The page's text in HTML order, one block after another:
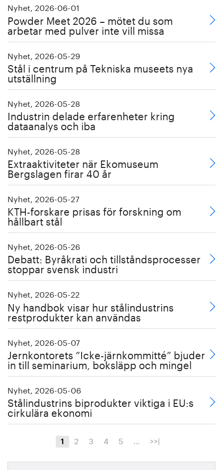
Nyhet, 2026-06-01
Powder Meet 2026 – mötet du som
arbetar med pulver inte vill missa
Nyhet, 2026-05-29
Stål i centrum på Tekniska museets nya
utställning
Nyhet, 2026-05-28
Industrin delade erfarenheter kring
dataanalys och iba
Nyhet, 2026-05-28
Extraaktiviteter när Ekomuseum
Bergslagen firar 40 år
Nyhet, 2026-05-27
KTH-forskare prisas för forskning om
hållbart stål
Nyhet, 2026-05-26
Debatt: Byråkrati och tillståndsprocesser
stoppar svensk industri
Nyhet, 2026-05-22
Ny handbok visar hur stålindustrins
restprodukter kan användas
Nyhet, 2026-05-07
Jernkontorets ”Icke-järnkommitté” bjuder
in till seminarium, boksläpp och mingel
Nyhet, 2026-05-06
Stålindustrins biprodukter viktiga i EU:s
cirkulära ekonomi
1 2 3 4 5 … >>|